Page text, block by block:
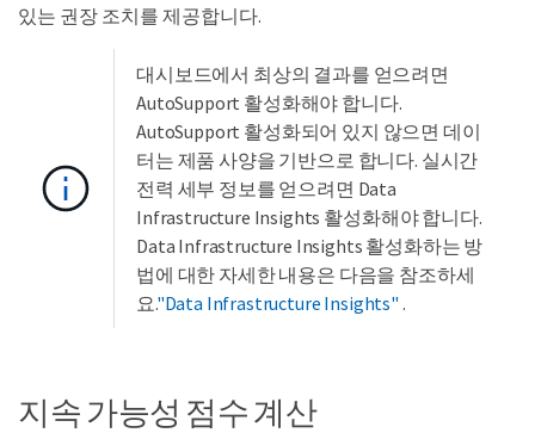
있는 권장 조치를 제공합니다.
대시보드에서 최상의 결과를 얻으려면
AutoSupport 활성화해야 합니다.
AutoSupport 활성화되어 있지 않으면 데이
터는 제품 사양을 기반으로 합니다. 실시간
전력 세부 정보를 얻으려면 Data
Infrastructure Insights 활성화해야 합니다.
Data Infrastructure Insights 활성화하는 방
법에 대한 자세한 내용은 다음을 참조하세
요."Data Infrastructure Insights" .
지속 가능성 점수 계산